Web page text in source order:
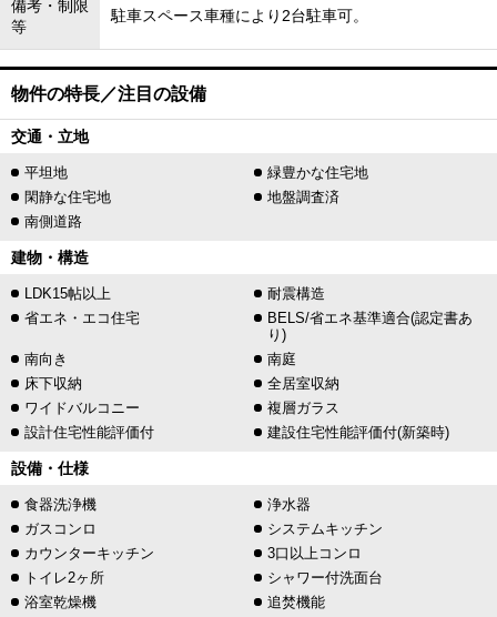
備考・制限
等
駐車スペース車種により2台駐車可。
物件の特長／注目の設備
交通・立地
平坦地
緑豊かな住宅地
閑静な住宅地
地盤調査済
南側道路
建物・構造
LDK15帖以上
耐震構造
省エネ・エコ住宅
BELS/省エネ基準適合(認定書あ
り)
南向き
南庭
床下収納
全居室収納
ワイドバルコニー
複層ガラス
設計住宅性能評価付
建設住宅性能評価付(新築時)
設備・仕様
食器洗浄機
浄水器
ガスコンロ
システムキッチン
カウンターキッチン
3口以上コンロ
トイレ2ヶ所
シャワー付洗面台
浴室乾燥機
追焚機能